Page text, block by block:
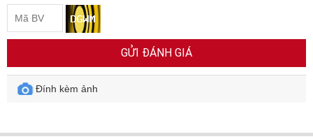
GỬI ĐÁNH GIÁ
Đính kèm ảnh